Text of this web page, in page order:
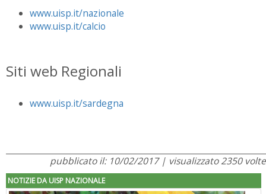
www.uisp.it/nazionale
www.uisp.it/calcio
Siti web Regionali
www.uisp.it/sardegna
pubblicato il: 10/02/2017 | visualizzato 2350 volte
NOTIZIE DA UISP NAZIONALE